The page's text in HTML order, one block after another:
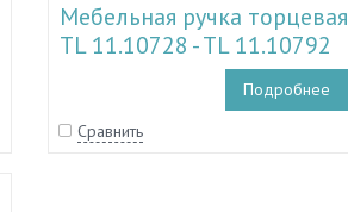
Мебельная ручка торцевая
TL 11.10728 - TL 11.10792
Подробнее
Сравнить